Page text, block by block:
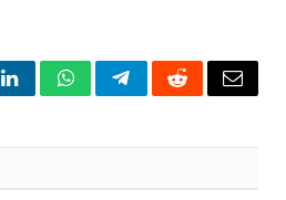
LinkedInWhatsAppTelegramRedditEmail